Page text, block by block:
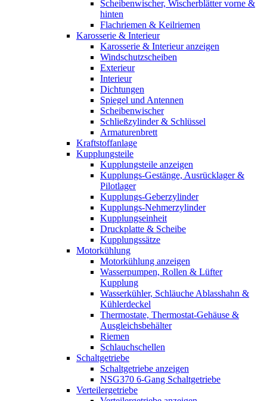
Scheibenwischer, Wischerblätter vorne &
hinten
Flachriemen & Keilriemen
Karosserie & Interieur
Karosserie & Interieur anzeigen
Windschutzscheiben
Exterieur
Interieur
Dichtungen
Spiegel und Antennen
Scheibenwischer
Schließzylinder & Schlüssel
Armaturenbrett
Kraftstoffanlage
Kupplungsteile
Kupplungsteile anzeigen
Kupplungs-Gestänge, Ausrücklager &
Pilotlager
Kupplungs-Geberzylinder
Kupplungs-Nehmerzylinder
Kupplungseinheit
Druckplatte & Scheibe
Kupplungssätze
Motorkühlung
Motorkühlung anzeigen
Wasserpumpen, Rollen & Lüfter
Kupplung
Wasserkühler, Schläuche Ablasshahn &
Kühlerdeckel
Thermostate, Thermostat-Gehäuse &
Ausgleichsbehälter
Riemen
Schlauchschellen
Schaltgetriebe
Schaltgetriebe anzeigen
NSG370 6-Gang Schaltgetriebe
Verteilergetriebe